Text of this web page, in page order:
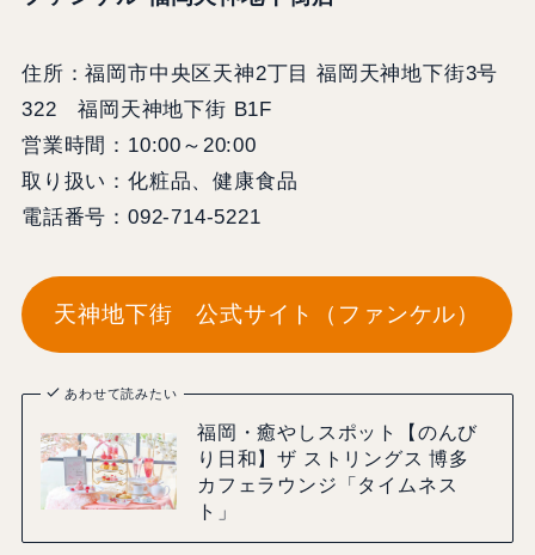
住所：福岡市中央区天神2丁目 福岡天神地下街3号
322 福岡天神地下街 B1F
営業時間：10:00～20:00
取り扱い：化粧品、健康食品
電話番号：092-714-5221
天神地下街 公式サイト（ファンケル）
あわせて読みたい
福岡・癒やしスポット【のんび
り日和】ザ ストリングス 博多
カフェラウンジ「タイムネス
ト」